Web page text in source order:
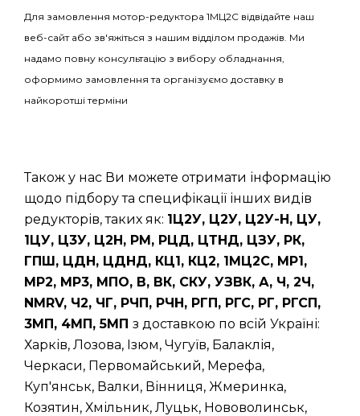
Для замовлення мотор-редуктора 1МЦ2С відвідайте наш
веб-сайт або зв'яжіться з нашим відділом продажів. Ми
надамо повну консультацію з вибору обладнання,
оформимо замовлення та організуємо доставку в
найкоротші терміни
Також у нас Ви можете отримати інформацію
щодо підбору та специфікації інших видів
редукторів, таких як: 1Ц2У, Ц2У, Ц2У-Н, ЦУ,
1ЦУ, Ц3У, Ц2Н, РМ, РЦД, ЦТНД, ЦЗУ, РК,
ГПШ, ЦДН, ЦДНД, КЦ1, КЦ2, 1МЦ2С, МР1,
МР2, МР3, МПО, В, ВК, СКУ, УЗВК, А, Ч, 2Ч,
NMRV, Ч2, ЧГ, РЧП, РЧН, РГП, РГС, РГ, РГСП,
3МП, 4МП, 5МП з доставкою по всій Україні:
Харків, Лозова, Ізюм, Чугуїв, Балаклія,
Черкаси, Первомайський, Мерефа,
Куп'янськ, Валки, Вінниця, Жмеринка,
Козятин, Хмільник, Луцьк, Нововолинськ,